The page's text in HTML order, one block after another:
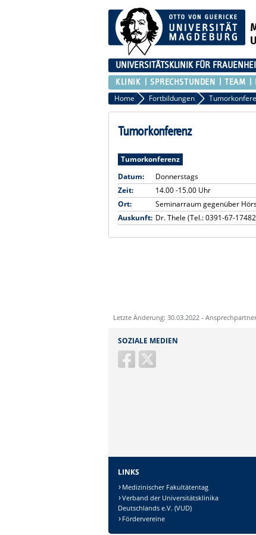
UNIVERSITÄTSKLINIK FÜR
KLINIK SPRECHSTUNDEN TEAM
Home Fortbildungen
Tumorkonferenz
Tumorkonferenz
Datum:
Donnerstags
Zeit:
14.00 -15.00 Uhr
Ort:
Seminarraum gegenüber
Auskunft: Dr. Thele (Tel.: 0391-67-
Letzte Änderung: 30.03.2022 -
Ihre E-Mailadresse:
Sicherheitsabfrage:
SOZIALE MEDIEN
LINKS
Medizinischer Fakultätentag
Verband der Universitätsklinika
Deutschlands e.V. (VUD)
Fördervereine